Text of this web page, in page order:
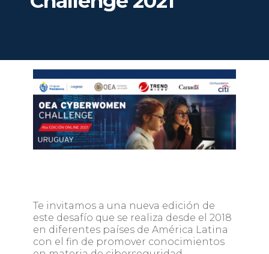
Te invitamos a una nueva edición de
este desafío que se realiza desde el 2018
en diferentes países de América Latina
con el fin de promover conocimientos